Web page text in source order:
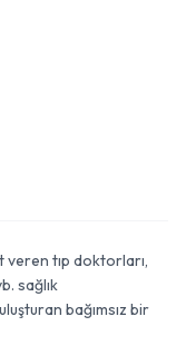
tıp doktorları,
sağlık
bağımsız bir